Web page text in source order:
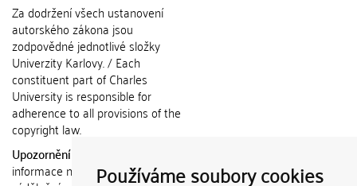
Používáme soubory cookies
Za dodržení všech ustanovení
autorského zákona jsou
zodpovědné jednotlivé složky
Univerzity Karlovy. / Each
constituent part of Charles
University is responsible for
adherence to all provisions of the
copyright law.
Upozornění / Notice:
informace nemohou být použity k